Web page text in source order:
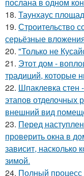
18. Таунхаус
19. Строительство
серьёзные
20. "Только не
21. Этот дом -
традиций, которые
22. Шпаклевка стен
этапов отделочных
внешний вид
23. Перед
проверить окна в
зависит,
зимой.
24. Полный процесс